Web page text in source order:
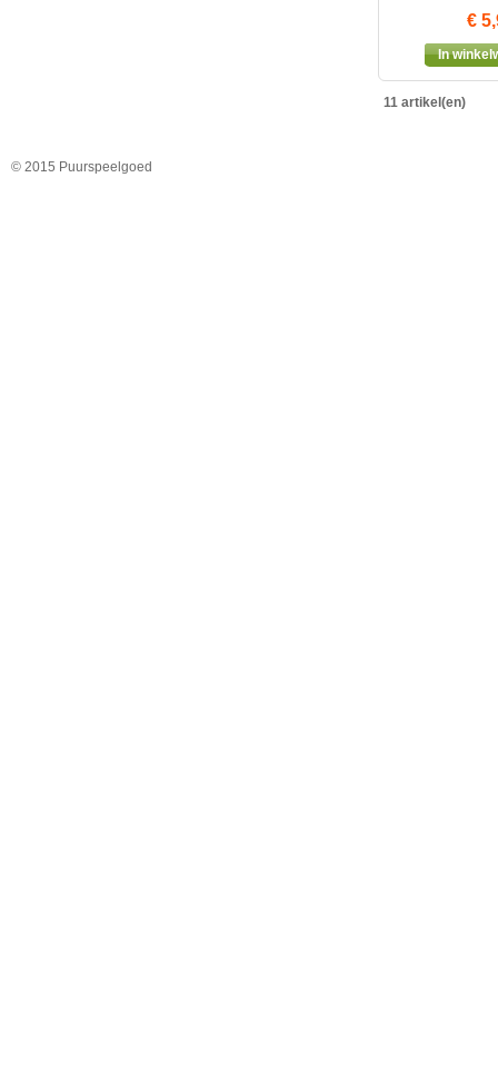
€
In
11 artikel(en)
© 2015 Puurspeelgoed